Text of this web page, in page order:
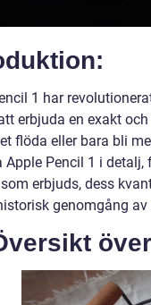
1 har
erbjuda en exakt
flöda eller bara bli
Apple Pencil 1 i
erbjuds, dess
genomgång